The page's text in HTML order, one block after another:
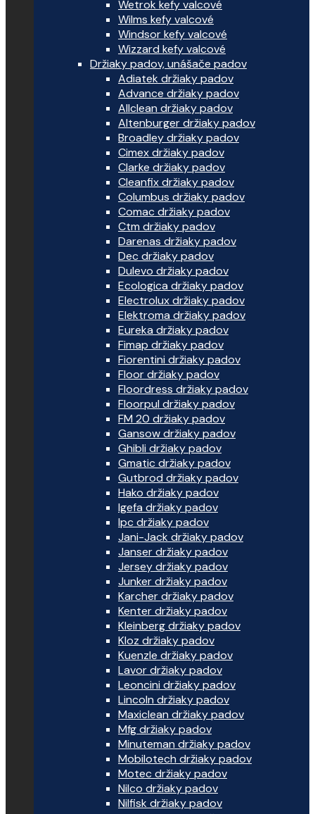
Wetrok kefy valcové
Wilms kefy valcové
Windsor kefy valcové
Wizzard kefy valcové
Držiaky padov, unášače padov
Adiatek držiaky padov
Advance držiaky padov
Allclean držiaky padov
Altenburger držiaky padov
Broadley držiaky padov
Cimex držiaky padov
Clarke držiaky padov
Cleanfix držiaky padov
Columbus držiaky padov
Comac držiaky padov
Ctm držiaky padov
Darenas držiaky padov
Dec držiaky padov
Dulevo držiaky padov
Ecologica držiaky padov
Electrolux držiaky padov
Elektroma držiaky padov
Eureka držiaky padov
Fimap držiaky padov
Fiorentini držiaky padov
Floor držiaky padov
Floordress držiaky padov
Floorpul držiaky padov
FM 20 držiaky padov
Gansow držiaky padov
Ghibli držiaky padov
Gmatic držiaky padov
Gutbrod držiaky padov
Hako držiaky padov
Igefa držiaky padov
Ipc držiaky padov
Jani-Jack držiaky padov
Janser držiaky padov
Jersey držiaky padov
Junker držiaky padov
Karcher držiaky padov
Kenter držiaky padov
Kleinberg držiaky padov
Kloz držiaky padov
Kuenzle držiaky padov
Lavor držiaky padov
Leoncini držiaky padov
Lincoln držiaky padov
Maxiclean držiaky padov
Mfg držiaky padov
Minuteman držiaky padov
Mobilotech držiaky padov
Motec držiaky padov
Nilco držiaky padov
Nilfisk držiaky padov